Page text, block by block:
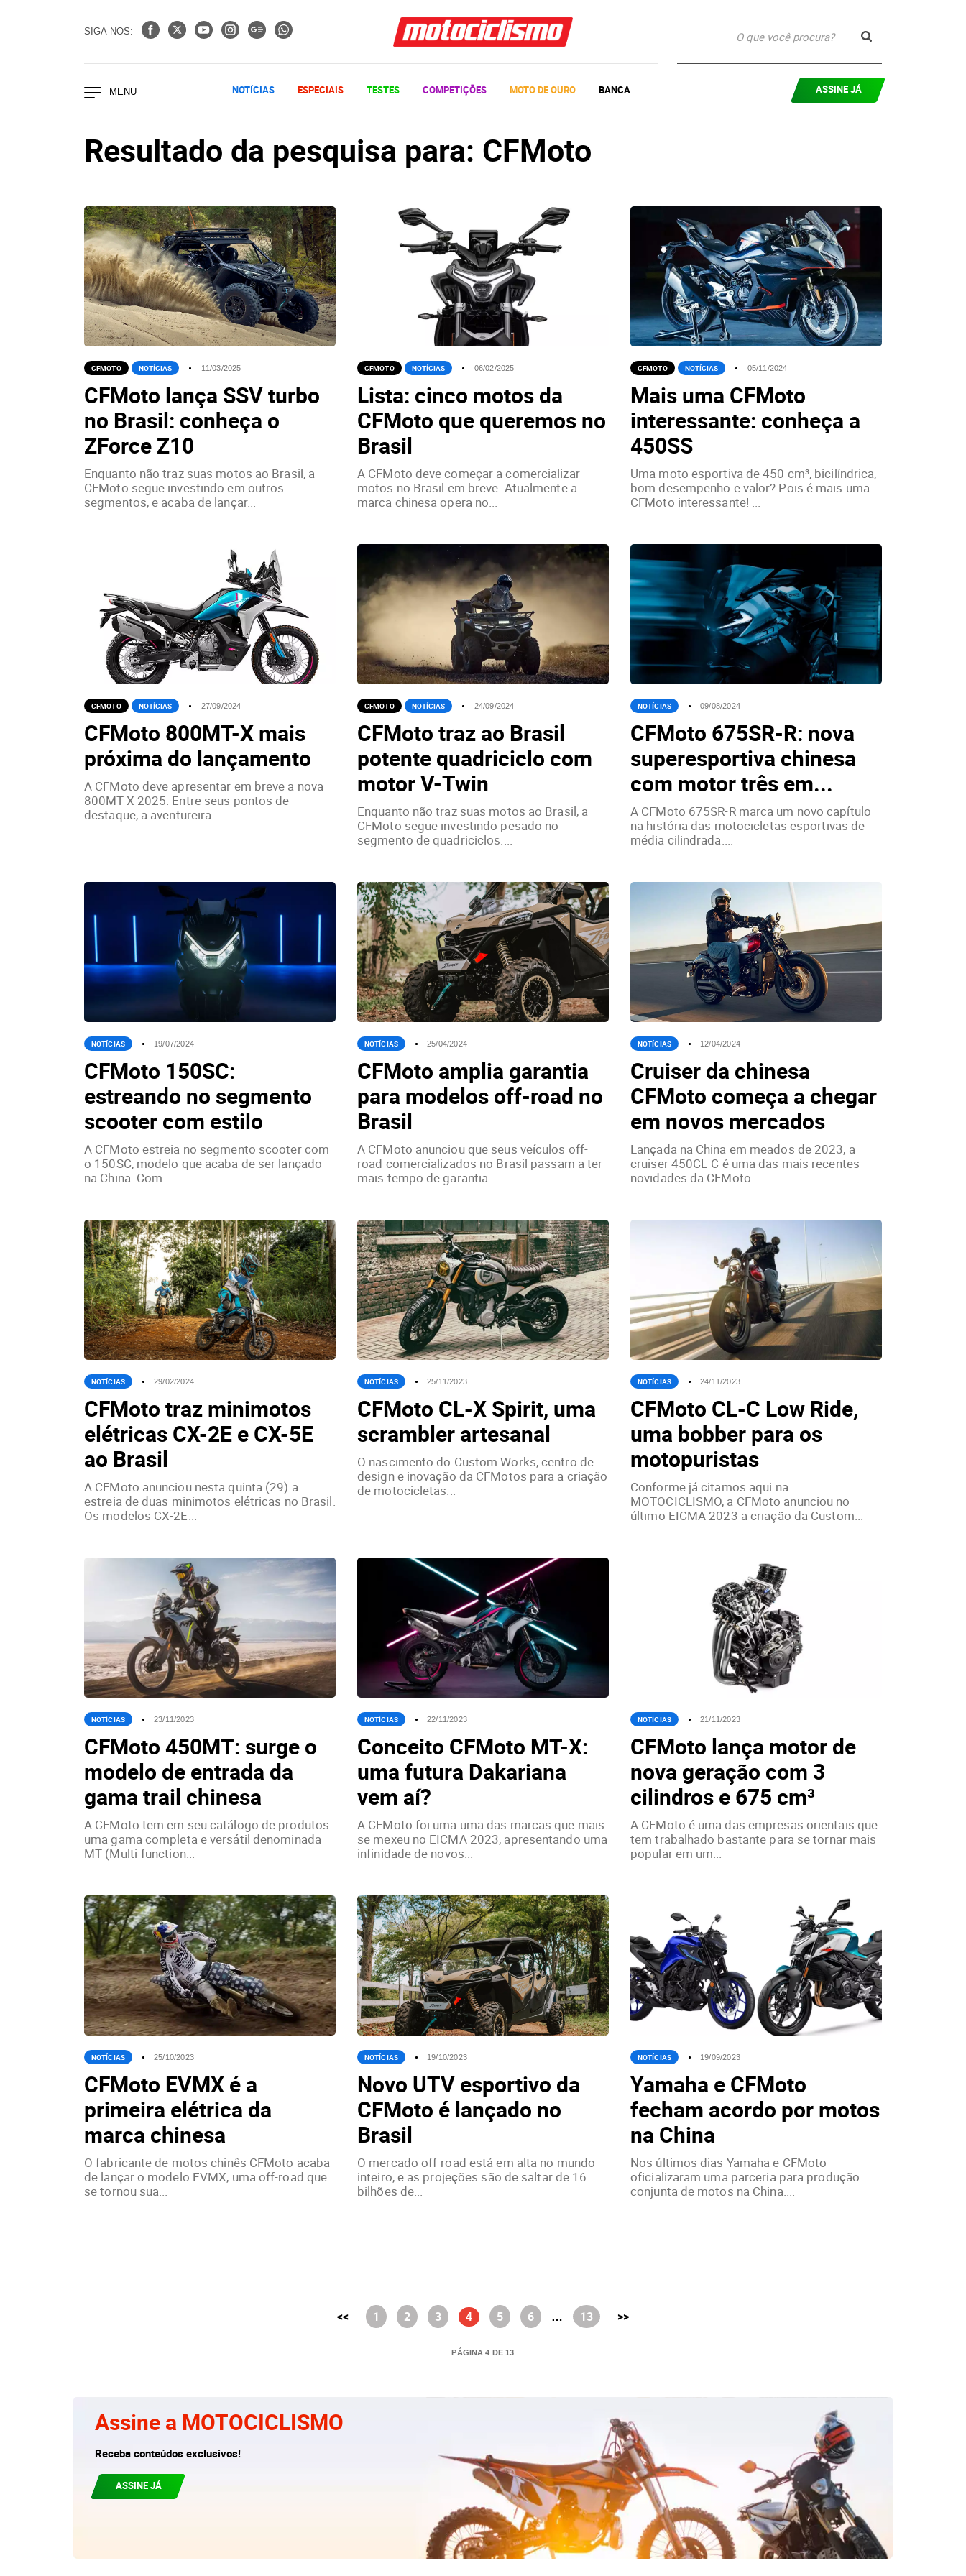
SIGA-NOS:
NOTÍCIAS ESPECIAIS TESTES COMPETIÇÕES MOTO DE OURO BANCA ASSINE JÁ
Resultado da pesquisa para: CFMoto
CFMOTO NOTÍCIAS 11/03/2025
CFMoto lança SSV turbo
no Brasil: conheça o
ZForce Z10
Enquanto não traz suas motos ao Brasil, a
CFMoto segue investindo em outros
segmentos, e acaba de lançar...
CFMOTO NOTÍCIAS 06/02/2025
Lista: cinco motos da
CFMoto que queremos no
Brasil
A CFMoto deve começar a comercializar
motos no Brasil em breve. Atualmente a
marca chinesa opera no...
CFMOTO NOTÍCIAS 05/11/2024
Mais uma CFMoto
interessante: conheça a
450SS
Uma moto esportiva de 450 cm³, bicilíndrica,
bom desempenho e valor? Pois é mais uma
CFMoto interessante! ...
CFMOTO NOTÍCIAS 27/09/2024
CFMoto 800MT-X mais
próxima do lançamento
A CFMoto deve apresentar em breve a nova
800MT-X 2025. Entre seus pontos de
destaque, a aventureira...
CFMOTO NOTÍCIAS 24/09/2024
CFMoto traz ao Brasil
potente quadriciclo com
motor V-Twin
Enquanto não traz suas motos ao Brasil, a
CFMoto segue investindo pesado no
segmento de quadriciclos....
NOTÍCIAS 09/08/2024
CFMoto 675SR-R: nova
superesportiva chinesa
com motor três em...
A CFMoto 675SR-R marca um novo capítulo
na história das motocicletas esportivas de
média cilindrada....
NOTÍCIAS 19/07/2024
CFMoto 150SC:
estreando no segmento
scooter com estilo
A CFMoto estreia no segmento scooter com
o 150SC, modelo que acaba de ser lançado
na China. Com...
NOTÍCIAS 25/04/2024
CFMoto amplia garantia
para modelos off-road no
Brasil
A CFMoto anunciou que seus veículos off-
road comercializados no Brasil passam a ter
mais tempo de garantia...
NOTÍCIAS 12/04/2024
Cruiser da chinesa
CFMoto começa a chegar
em novos mercados
Lançada na China em meados de 2023, a
cruiser 450CL-C é uma das mais recentes
novidades da CFMoto...
NOTÍCIAS 29/02/2024
CFMoto traz minimotos
elétricas CX-2E e CX-5E
ao Brasil
A CFMoto anunciou nesta quinta (29) a
estreia de duas minimotos elétricas no Brasil.
Os modelos CX-2E...
NOTÍCIAS 25/11/2023
CFMoto CL-X Spirit, uma
scrambler artesanal
O nascimento do Custom Works, centro de
design e inovação da CFMotos para a criação
de motocicletas...
NOTÍCIAS 24/11/2023
CFMoto CL-C Low Ride,
uma bobber para os
motopuristas
Conforme já citamos aqui na
MOTOCICLISMO, a CFMoto anunciou no
último EICMA 2023 a criação da Custom...
NOTÍCIAS 23/11/2023
CFMoto 450MT: surge o
modelo de entrada da
gama trail chinesa
A CFMoto tem em seu catálogo de produtos
uma gama completa e versátil denominada
MT (Multi-function...
NOTÍCIAS 22/11/2023
Conceito CFMoto MT-X:
uma futura Dakariana
vem aí?
A CFMoto foi uma uma das marcas que mais
se mexeu no EICMA 2023, apresentando uma
infinidade de novos...
NOTÍCIAS 21/11/2023
CFMoto lança motor de
nova geração com 3
cilindros e 675 cm³
A CFMoto é uma das empresas orientais que
tem trabalhado bastante para se tornar mais
popular em um...
NOTÍCIAS 25/10/2023
CFMoto EVMX é a
primeira elétrica da
marca chinesa
O fabricante de motos chinês CFMoto acaba
de lançar o modelo EVMX, uma off-road que
se tornou sua...
NOTÍCIAS 19/10/2023
Novo UTV esportivo da
CFMoto é lançado no
Brasil
O mercado off-road está em alta no mundo
inteiro, e as projeções são de saltar de 16
bilhões de...
NOTÍCIAS 19/09/2023
Yamaha e CFMoto
fecham acordo por motos
na China
Nos últimos dias Yamaha e CFMoto
oficializaram uma parceria para produção
conjunta de motos na China....
<< 1 2 3 4 5 6 … 13 >>
PÁGINA 4 DE 13
Assine a MOTOCICLISMO
Receba conteúdos exclusivos!
ASSINE JÁ